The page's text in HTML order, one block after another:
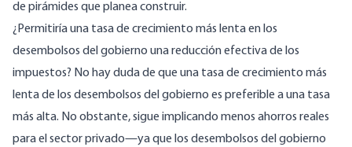
de pirámides que planea construir.
¿Permitiría una tasa de crecimiento más lenta en los
desembolsos del gobierno una reducción efectiva de los
impuestos? No hay duda de que una tasa de crecimiento más
lenta de los desembolsos del gobierno es preferible a una tasa
más alta. No obstante, sigue implicando menos ahorros reales
para el sector privado—ya que los desembolsos del gobierno